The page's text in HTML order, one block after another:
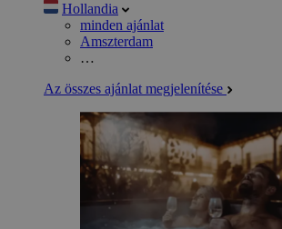
Hollandia
minden ajánlat
Amszterdam
…
Az összes ajánlat megjelenítése